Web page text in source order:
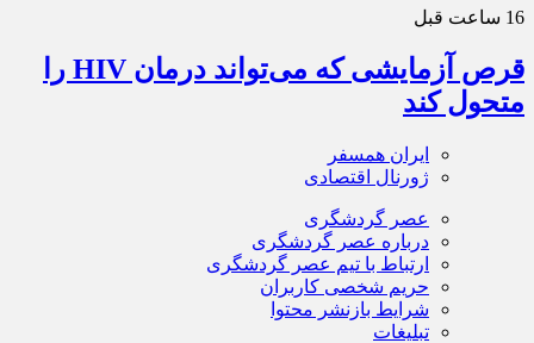
16 ساعت قبل
قرص آزمایشی که می‌تواند درمان HIV را
متحول کند
ایران همسفر
ژورنال اقتصادی
عصر گردشگری
درباره عصر گردشگری
ارتباط با تیم عصر گردشگری
حریم شخصی کاربران
شرایط بازنشر محتوا
تبلیغات